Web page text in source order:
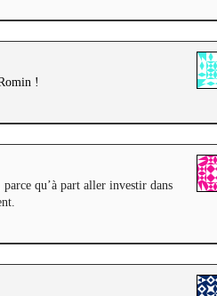
!
qu’à part aller investir dans